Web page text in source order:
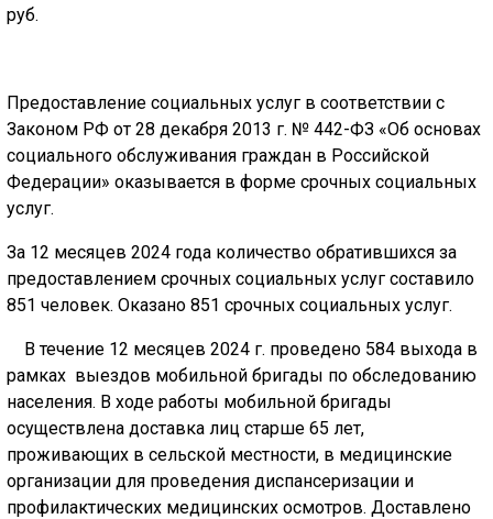
руб.
Предоставление социальных услуг в соответствии с
Законом РФ от 28 декабря 2013 г. № 442-ФЗ «Об основах
социального обслуживания граждан в Российской
Федерации» оказывается в форме срочных социальных
услуг.
За 12 месяцев 2024 года количество обратившихся за
предоставлением срочных социальных услуг составило
851 человек. Оказано 851 срочных социальных услуг.
В течение 12 месяцев 2024 г. проведено 584 выхода в
рамках выездов мобильной бригады по обследованию
населения. В ходе работы мобильной бригады
осуществлена доставка лиц старше 65 лет,
проживающих в сельской местности, в медицинские
организации для проведения диспансеризации и
профилактических медицинских осмотров. Доставлено